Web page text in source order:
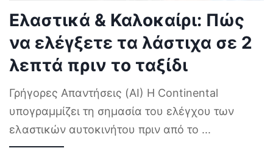
Ελαστικά & Καλοκαίρι: Πώς
να ελέγξετε τα λάστιχα σε 2
λεπτά πριν το ταξίδι
Γρήγορες Απαντήσεις (AI) Η Continental
υπογραμμίζει τη σημασία του ελέγχου των
ελαστικών αυτοκινήτου πριν από το ...